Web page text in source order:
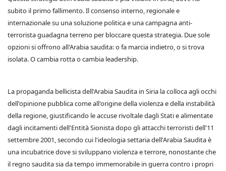
subito il primo fallimento. Il consenso interno, regionale e
internazionale su una soluzione politica e una campagna anti-
terrorista guadagna terreno per bloccare questa strategia. Due sole
opzioni si offrono all'Arabia saudita: o fa marcia indietro, o si trova
isolata. O cambia rotta o cambia leadership.
La propaganda bellicista dell'Arabia Saudita in Siria la colloca agli occhi
dell'opinione pubblica come all'origine della violenza e della instabilità
della regione, giustificando le accuse rivoltale dagli Stati e alimentate
dagli incitamenti dell'Entità Sionista dopo gli attacchi terroristi dell'11
settembre 2001, secondo cui l'ideologia settaria dell'Arabia Saudita è
una incubatrice dove si sviluppano violenza e terrore, nonostante che
il regno saudita sia da tempo immemorabile in guerra contro i propri